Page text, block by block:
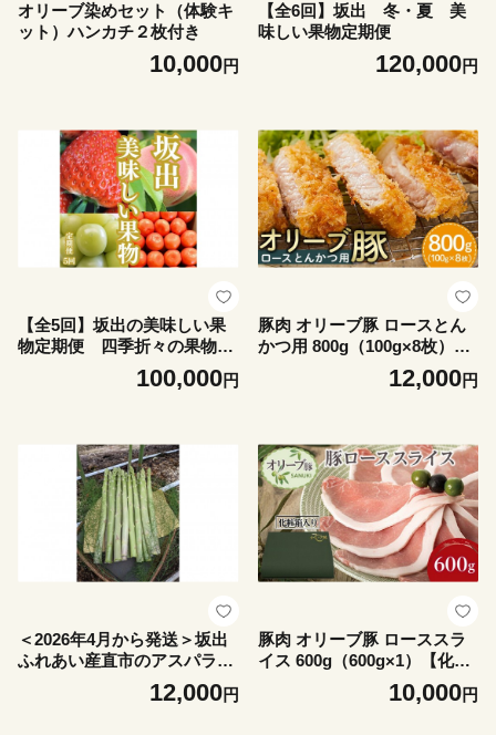
オリーブ染めセット（体験キ
ット）ハンカチ２枚付き
10,000円
【全6回】坂出 冬・夏 美
味しい果物定期便
120,000円
【全5回】坂出の美味しい果
物定期便 四季折々の果物を
100,000円
豚肉 オリーブ豚 ロースとん
かつ用 800g（100g×8枚）
【化粧箱入り】【配送不可：
12,000円
＜2026年4月から発送＞坂出
ふれあい産直市のアスパラガ
ス「さぬきのめざめ」約1kg
12,000円
豚肉 オリーブ豚 ローススラ
イス 600g（600g×1）【化粧
箱入り】【配送不可：離島】
10,000円